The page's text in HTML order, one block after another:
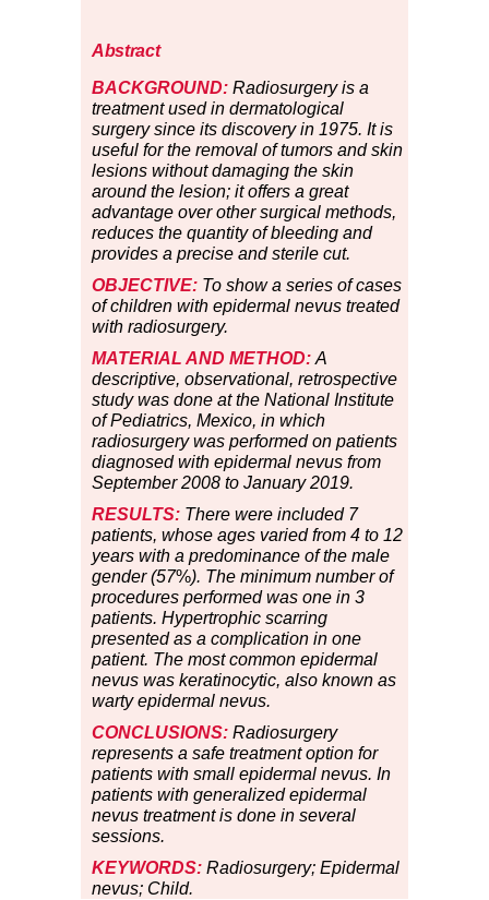
Abstract
BACKGROUND: Radiosurgery is a
treatment used in dermatological
surgery since its discovery in 1975. It is
useful for the removal of tumors and skin
lesions without damaging the skin
around the lesion; it offers a great
advantage over other surgical methods,
reduces the quantity of bleeding and
provides a precise and sterile cut.
OBJECTIVE: To show a series of cases
of children with epidermal nevus treated
with radiosurgery.
MATERIAL AND METHOD: A
descriptive, observational, retrospective
study was done at the National Institute
of Pediatrics, Mexico, in which
radiosurgery was performed on patients
diagnosed with epidermal nevus from
September 2008 to January 2019.
RESULTS: There were included 7
patients, whose ages varied from 4 to 12
years with a predominance of the male
gender (57%). The minimum number of
procedures performed was one in 3
patients. Hypertrophic scarring
presented as a complication in one
patient. The most common epidermal
nevus was keratinocytic, also known as
warty epidermal nevus.
CONCLUSIONS: Radiosurgery
represents a safe treatment option for
patients with small epidermal nevus. In
patients with generalized epidermal
nevus treatment is done in several
sessions.
KEYWORDS: Radiosurgery; Epidermal
nevus; Child.